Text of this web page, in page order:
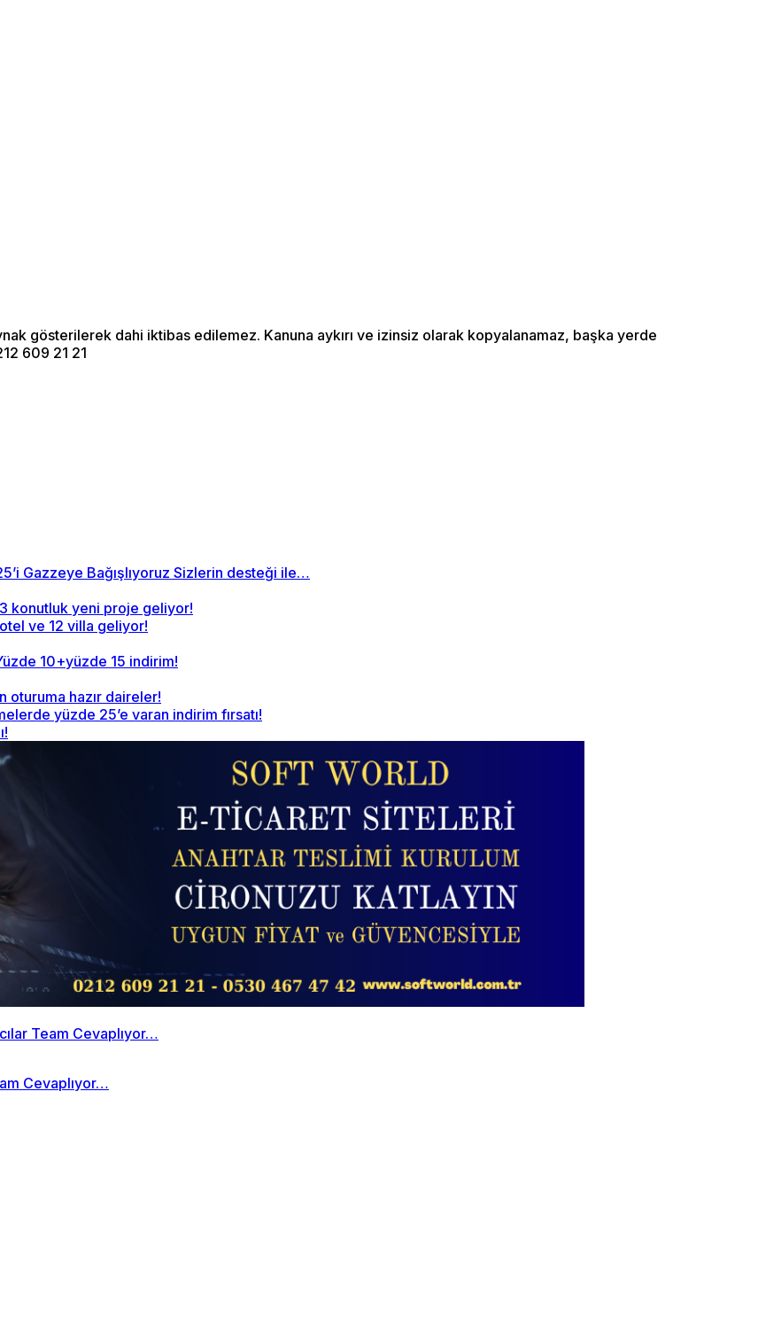
gösterilerek dahi iktibas edilemez. Kanuna aykırı ve izinsiz olarak kopyalanamaz, başka yerde
609 21 21
Gazzeye Bağışlıyoruz Sizlerin desteği ile…
konutluk yeni proje geliyor!
ve 12 villa geliyor!
10+yüzde 15 indirim!
oturuma hazır daireler!
yüzde 25’e varan indirim fırsatı!
Cevaplıyor…